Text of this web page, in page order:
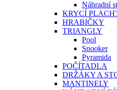
Náhradní
KRYCÍ
HRABIČKY
TRIANGLY
Pool
Snooker
Pyramida
POČÍTADLA
DRŽÁKY A
MANTINELY